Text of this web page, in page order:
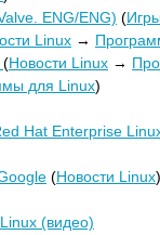
ENG/ENG) (
Linux →
(Новости Linux →
для Linux)
Hat Enterprise
(Новости Linux)
(видео)